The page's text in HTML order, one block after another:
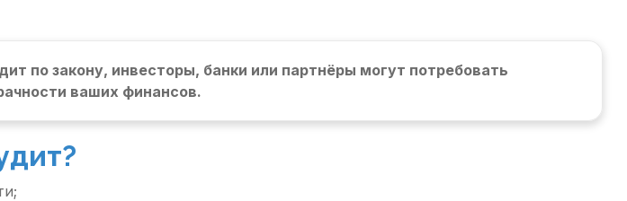
по закону, инвесторы, банки или партнёры могут потребовать
ваших финансов.